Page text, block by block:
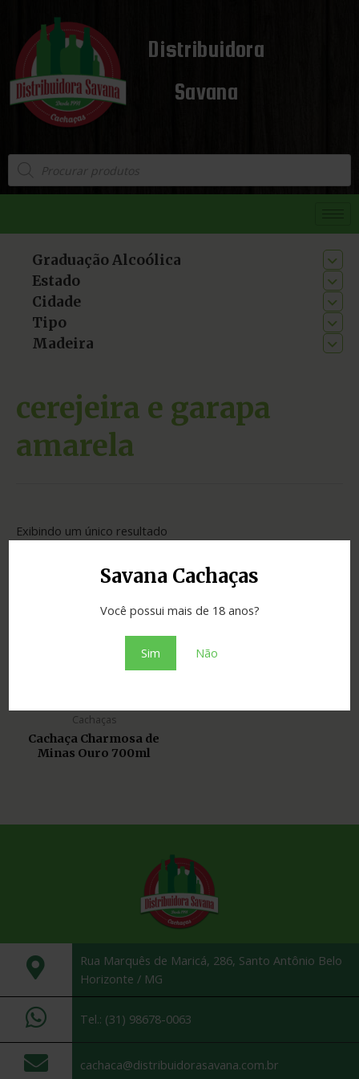
Savana Cachaças
Você possui mais de 18 anos?
Sim Não
Distribuidora
Savana
Graduação Alcoólica
Estado
Cidade
Tipo
Madeira
cerejeira e garapa
amarela
Exibindo um único resultado
Cachaças
Cachaça Charmosa de
Minas Ouro 700ml
Rua Marquês de Maricá, 286, Santo Antônio Belo
Horizonte / MG
Tel.: (31) 98678-0063
cachaca@distribuidorasavana.com.br